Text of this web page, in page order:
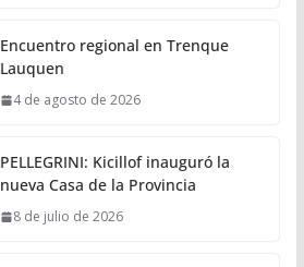
Encuentro regional en Trenque
Lauquen
4 de agosto de 2026
PELLEGRINI: Kicillof inauguró la
nueva Casa de la Provincia
8 de julio de 2026